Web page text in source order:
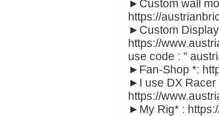
►Custom wall
https://
►Custom
https://
use code : "
►Fan-Shop *:
►I use DX Racer
https://
►My Rig* :